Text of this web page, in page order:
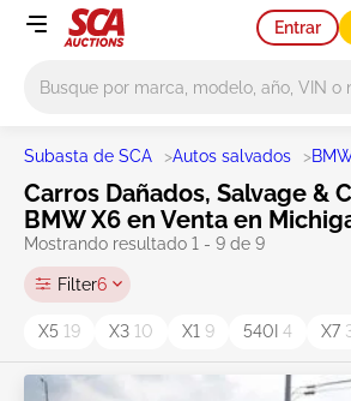
Entrar
Subasta de SCA >Autos salvados >
Carros Dañados, Salvage &
BMW X6 en Venta en
Mostrando resultado 1 - 9 de 9
Filter6
X5 19 X3 10 X1 9 540I 4 X7